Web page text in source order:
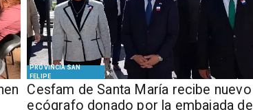
PROVINCIA SAN
FELIPE
Cesfam de Santa María recibe nuevo
ecógrafo donado por la embajada de